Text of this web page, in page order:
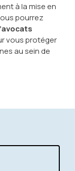
à la mise en
pourrez
vous protéger
au sein de